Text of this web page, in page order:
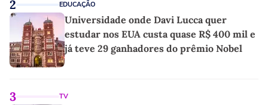
2 EDUCAÇÃO
Universidade onde Davi Lucca quer
estudar nos EUA custa quase R$ 400 mil e
já teve 29 ganhadores do prêmio Nobel
3 TV